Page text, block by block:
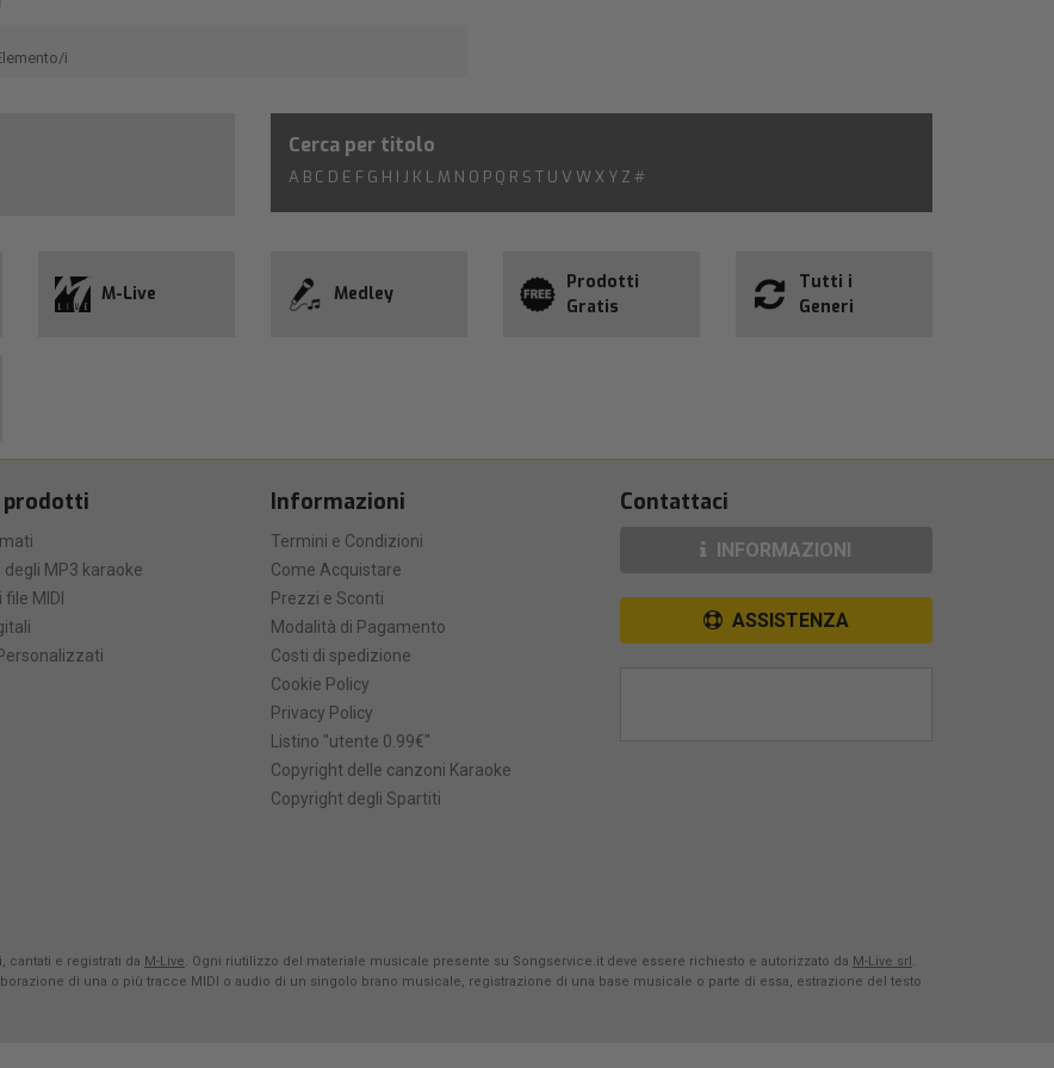
i
Cerca per titolo
A B C D E F G H I J K L M N O P Q R S T U V W X Y Z #
M-Live Medley
Prodotti
Gratis
Tutti i
Generi
MP3 karaoke
MIDI
Informazioni
Termini e Condizioni
Come Acquistare
Prezzi e Sconti
Modalità di Pagamento
Costi di spedizione
Cookie Policy
Privacy Policy
Listino "utente 0.99€"
Copyright delle canzoni Karaoke
Copyright degli Spartiti
Contattaci
INFORMAZIONI
ASSISTENZA
cantati e registrati da M-Live. Ogni riutilizzo del materiale musicale presente su Songservice.it deve essere richiesto e autorizzato da M-Live srl.
di una o più tracce MIDI o audio di un singolo brano musicale, registrazione di una base musicale o parte di essa, estrazione del testo